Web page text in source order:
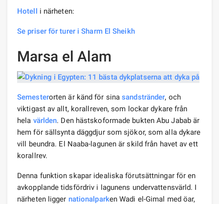
Hotell i närheten:
Se priser för turer i Sharm El Sheikh
Marsa el Alam
Semesterorten är känd för sinasandstränder, och
viktigast av allt, korallreven, som lockar dykare från
hela världen. Den hästskoformade bukten Abu Jabab är
hem för sällsynta däggdjur som sjökor, som alla dykare
vill beundra. El Naaba-lagunen är skild från havet av ett
korallrev.
Denna funktion skapar idealiska förutsättningar för en
avkopplande tidsfördriv i lagunens undervattensvärld. I
närheten ligger nationalparken Wadi el-Gimal med öar,